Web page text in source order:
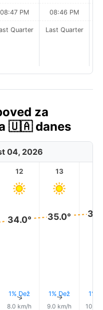
08:47 PM
Quarter
08:46 PM
Last Quarter
za
🇺🇦 danes
04, 2026
12
34.0°
1% Dež
↑
8.0 km/h
13
35.0°
1% Dež
↑
9.0 km/h
1%
10.0